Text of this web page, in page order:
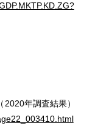
年調査結果）